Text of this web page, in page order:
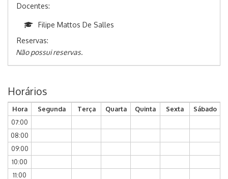
Docentes:
Filipe Mattos De Salles
Reservas:
Não possui reservas.
Horários
Hora Segunda Terça Quarta Quinta Sexta
Sábado
07:00
08:00
09:00
10:00
11:00